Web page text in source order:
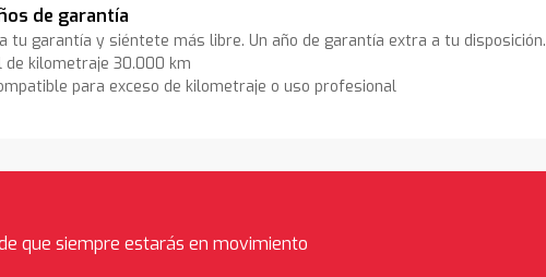
de garantía
tu garantía y siéntete más libre. Un año de garantía extra a tu disposición.
de kilometraje 30.000 km
para exceso de kilometraje o uso profesional
que siempre estarás en movimiento